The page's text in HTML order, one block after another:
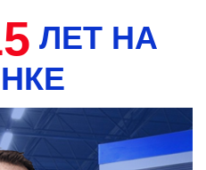
ЛЕТ НА